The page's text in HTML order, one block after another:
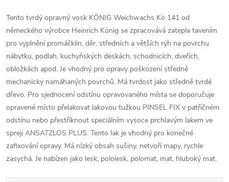
Tento tvrdý opravný vosk KÖNIG Weichwachs Kö 141 od
německého výrobce Heinrich König se zpracovává zatepla tavením
pro vyplnění promáčklin, děr, středních a větších rýh na povrchu
nábytku, podlah, kuchyňských deskách, schodnicích, dveřích,
obložkách apod. Je vhodný pro opravy poškození středně
mechanicky namáhaných povrchů. Má tvrdost jako středně tvrdé
dřevo. Pro sjednocení odstínu opravovaného místa se doporučuje
opravené místo přelakovat lakovou tužkou PINSEL FIX v patřičném
odstínu nebo přestříknout speciálním vysoce prchlavým lakem ve
spreji ANSATZLOS PLUS. Tento lak je vhodný pro konečné
zafixování opravy. Má nízký obsah sušiny, netvoří mapy, rychle
zasychá. Je nabízen jako lesk, pololesk, polomat, mat, hluboký mat.